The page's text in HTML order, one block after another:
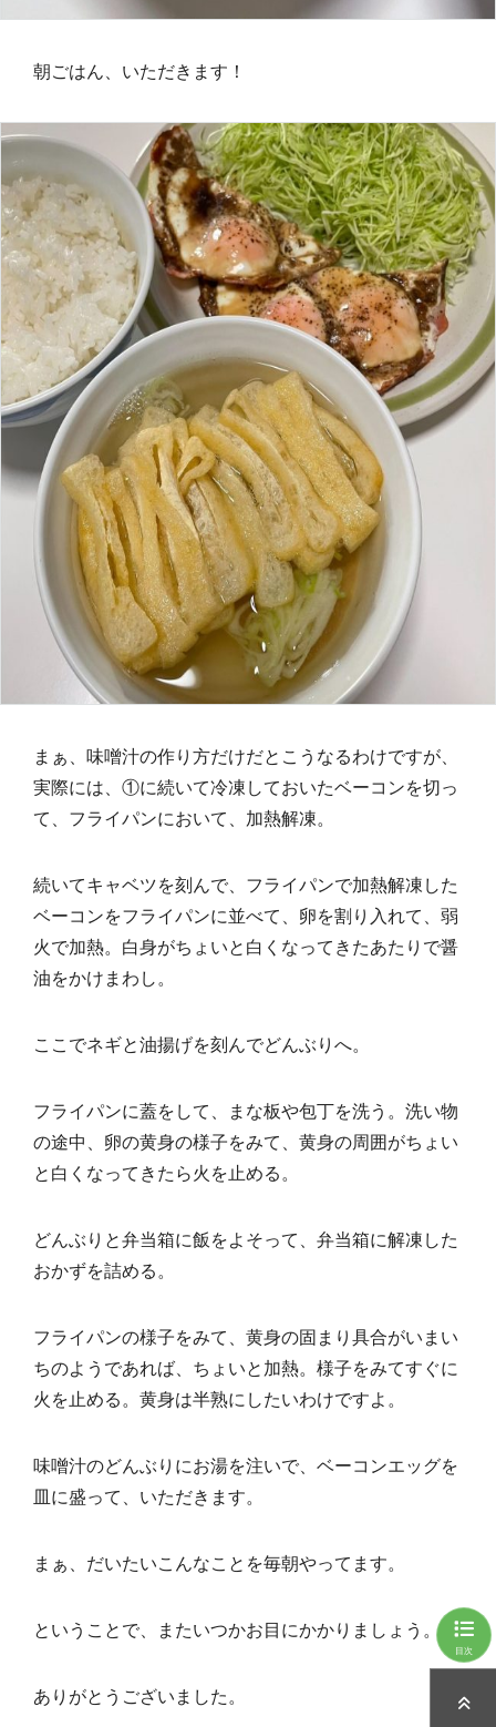
朝ごはん、いただきます！
まぁ、味噌汁の作り方だけだとこうなるわけですが、
実際には、①に続いて冷凍しておいたベーコンを切っ
て、フライパンにおいて、加熱解凍。
続いてキャベツを刻んで、フライパンで加熱解凍した
ベーコンをフライパンに並べて、卵を割り入れて、弱
火で加熱。白身がちょいと白くなってきたあたりで醤
油をかけまわし。
ここでネギと油揚げを刻んでどんぶりへ。
フライパンに蓋をして、まな板や包丁を洗う。洗い物
の途中、卵の黄身の様子をみて、黄身の周囲がちょい
と白くなってきたら火を止める。
どんぶりと弁当箱に飯をよそって、弁当箱に解凍した
おかずを詰める。
フライパンの様子をみて、黄身の固まり具合がいまい
ちのようであれば、ちょいと加熱。様子をみてすぐに
火を止める。黄身は半熟にしたいわけですよ。
味噌汁のどんぶりにお湯を注いで、ベーコンエッグを
皿に盛って、いただきます。
まぁ、だいたいこんなことを毎朝やってます。
ということで、またいつかお目にかかりましょう。
ありがとうございました。
目次